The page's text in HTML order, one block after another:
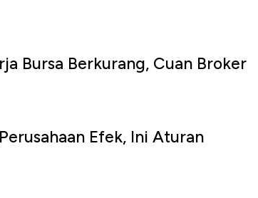
Bursa Berkurang, Cuan Broker
Efek, Ini Aturan